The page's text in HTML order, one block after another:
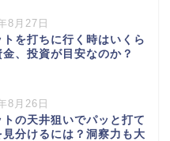
8月27日
トを打ちに行く時はいくら
金、投資が目安なのか？
8月26日
トの天井狙いでパッと打て
見分けるには？洞察力も大